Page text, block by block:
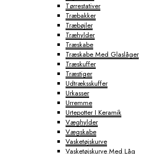
Tørrestativer
Træbakker
Træbøjler
Træhylder
Træskabe
Træskabe Med Glaslåger
Træskuffer
Træstiger
Udtræksskuffer
Urkasser
Urremme
Urtepotter I Keramik
Væghylder
Vægskabe
Vasketøjskurve
Vasketøjskurve Med Låg